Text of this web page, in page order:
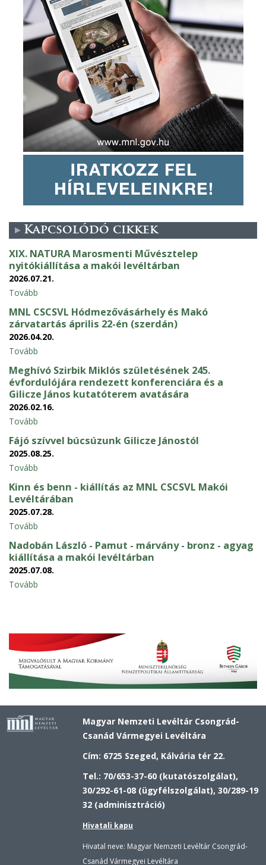
Kapcsolódó cikkek
XIX. NATURA Marosmenti Művésztelep
nyitókiállítása a makói levéltárban
2026.07.21.
Tovább
MNL CSCSVL Hódmezővásárhely és Makó
zárvatartás április 22-én (szerdán)
2026.04.20.
Tovább
Meghívó Szirbik Miklós születésének 245.
évfordulójára rendezett konferenciára és a
Gilicze János kutatóterem avatására
2026.02.16.
Tovább
Fájó szívvel búcsúzunk Gilicze Jánostól
2025.08.25.
Tovább
Kinn és benn - kiállítás az MNL CSCSVL Makói
Levéltárában
2025.07.28.
Tovább
Nadobán László - Pamut - márvány - bronz - agyag
kiállítása a makói levéltárban
2025.07.08.
Tovább
Magyar Nemzeti Levéltár Csongrád-
Csanád Vármegyei Levéltára
Cím: 6725 Szeged, Kálvária tér 22.
Tel.: 70/653-37-60 (kutatószolgálat),
30/292-61-08 (ügyfélszolgálat), 30/289-19
32 (adminisztráció)
Hivatali kapu
Hivatal neve: Magyar Nemzeti Levéltár Csongrád-
Csanád Vármegyei Levéltára